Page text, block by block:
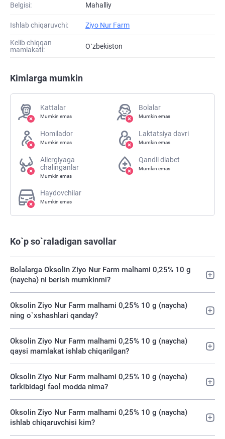
Belgisi: Mahalliy
Ishlab chiqaruvchi: Ziyo Nur Farm
Kelib chiqqan
mamlakati:
O`zbekiston
Kimlarga mumkin
Kattalar
Mumkin emas
Bolalar
Mumkin emas
Homilador
Mumkin emas
Laktatsiya davri
Mumkin emas
Allergiyaga
chalinganlar
Mumkin emas
Qandli diabet
Mumkin emas
Haydovchilar
Mumkin emas
Ko`p so`raladigan savollar
Bolalarga Oksolin Ziyo Nur Farm malhami 0,25% 10 g
(naycha) ni berish mumkinmi?
Oksolin Ziyo Nur Farm malhami 0,25% 10 g (naycha)
ning o`xshashlari qanday?
Oksolin Ziyo Nur Farm malhami 0,25% 10 g (naycha)
qaysi mamlakat ishlab chiqarilgan?
Oksolin Ziyo Nur Farm malhami 0,25% 10 g (naycha)
tarkibidagi faol modda nima?
Oksolin Ziyo Nur Farm malhami 0,25% 10 g (naycha)
ishlab chiqaruvchisi kim?